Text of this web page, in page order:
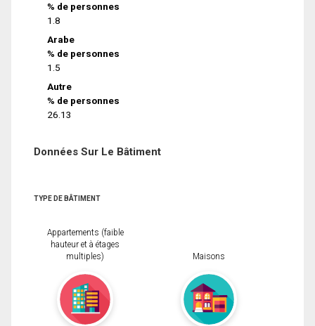
% de personnes
1.8
Arabe
% de personnes
1.5
Autre
% de personnes
26.13
Données Sur Le Bâtiment
TYPE DE BÂTIMENT
Appartements (faible
hauteur et à étages
multiples)
Maisons